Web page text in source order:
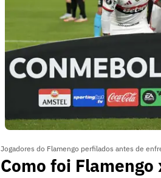
Jogadores do Flamengo perfilados antes de
Como foi